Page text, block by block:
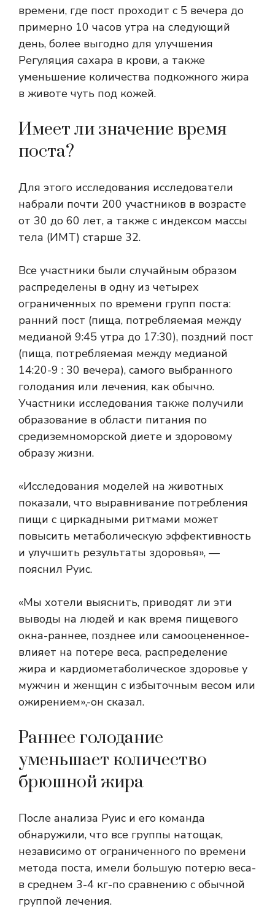
времени, где пост проходит с 5 вечера до
примерно 10 часов утра на следующий
день, более выгодно для улучшения
Регуляция сахара в крови, а также
уменьшение количества подкожного жира
в животе чуть под кожей.
Имеет ли значение время
поста?
Для этого исследования исследователи
набрали почти 200 участников в возрасте
от 30 до 60 лет, а также с индексом массы
тела (ИМТ) старше 32.
Все участники были случайным образом
распределены в одну из четырех
ограниченных по времени групп поста:
ранний пост (пища, потребляемая между
медианой 9:45 утра до 17:30), поздний пост
(пища, потребляемая между медианой
14:20-9 : 30 вечера), самого выбранного
голодания или лечения, как обычно.
Участники исследования также получили
образование в области питания по
средиземноморской диете и здоровому
образу жизни.
«Исследования моделей на животных
показали, что выравнивание потребления
пищи с циркадными ритмами может
повысить метаболическую эффективность
и улучшить результаты здоровья», —
пояснил Руис.
«Мы хотели выяснить, приводят ли эти
выводы на людей и как время пищевого
окна-раннее, позднее или самооцененное-
влияет на потере веса, распределение
жира и кардиометаболическое здоровье у
мужчин и женщин с избыточным весом или
ожирением»,-он сказал.
Раннее голодание
уменьшает количество
брюшной жира
После анализа Руис и его команда
обнаружили, что все группы натощак,
независимо от ограниченного по времени
метода поста, имели большую потерю веса-
в среднем 3-4 кг-по сравнению с обычной
группой лечения.